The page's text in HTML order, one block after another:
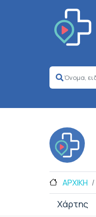
ΑΡΧΙΚΗ
Χάρτης